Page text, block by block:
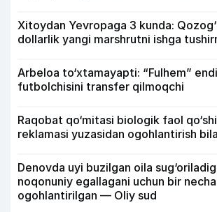
Xitoydan Yevropaga 3 kunda:
dollarlik yangi marshrutni ishga
Arbeloa to‘xtamayapti: “Fulhem”
futbolchisini transfer qilmoqchi
Raqobat qo‘mitasi biologik faol
reklamasi yuzasidan ogohlantirish
Denovda uyi buzilgan oila
noqonuniy egallagani uchun bir
ogohlantirilgan — Oliy sud